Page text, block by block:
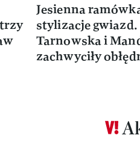
Jesienna
stylizacje gwiazd.
Tarnowska i
zachwyciły